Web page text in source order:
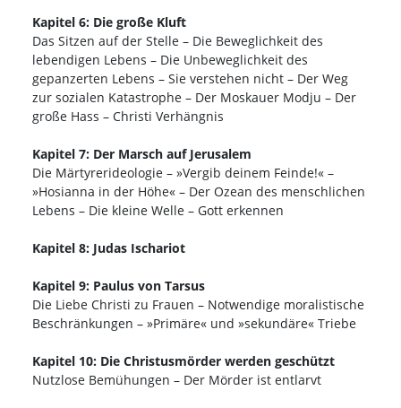
Kapitel 6: Die große Kluft
Das Sitzen auf der Stelle – Die Beweglichkeit des
lebendigen Lebens – Die Unbeweglichkeit des
gepanzerten Lebens – Sie verstehen nicht – Der Weg
zur sozialen Katastrophe – Der Moskauer Modju – Der
große Hass – Christi Verhängnis
Kapitel 7: Der Marsch auf Jerusalem
Die Märtyrerideologie – »Vergib deinem Feinde!« –
»Hosianna in der Höhe« – Der Ozean des menschlichen
Lebens – Die kleine Welle – Gott erkennen
Kapitel 8: Judas Ischariot
Kapitel 9: Paulus von Tarsus
Die Liebe Christi zu Frauen – Notwendige moralistische
Beschränkungen – »Primäre« und »sekundäre« Triebe
Kapitel 10: Die Christusmörder werden geschützt
Nutzlose Bemühungen – Der Mörder ist entlarvt